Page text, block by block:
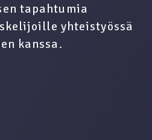
tapahtumia
yhteistyössä
kanssa.